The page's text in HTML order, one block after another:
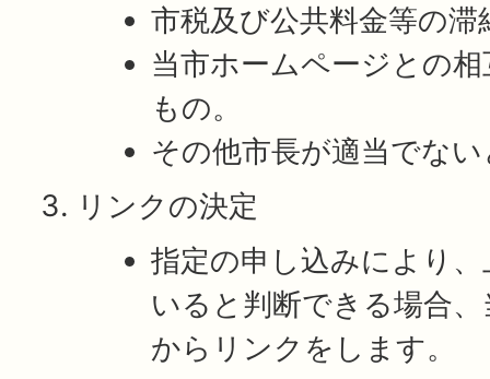
市税及び公共料金等の
当市ホームページとの
もの。
その他市長が適当でな
リンクの決定
指定の申し込みにより
いると判断できる場合
からリンクをします。